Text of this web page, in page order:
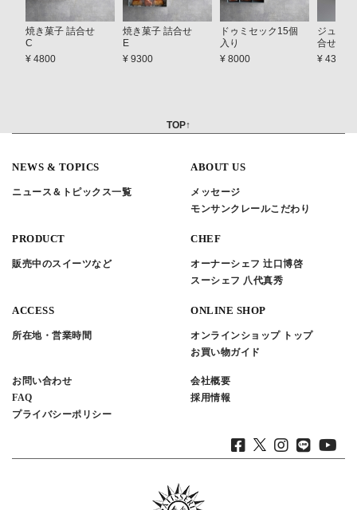
焼き菓子 詰合せ
C
¥ 4800
焼き菓子 詰合せ
E
¥ 9300
ドゥミセック15個
入り
¥ 8000
ジュレ
合せ A
¥ 4300
TOP↑
NEWS & TOPICS
ニュース＆トピックス一覧
ABOUT US
メッセージ
モンサンクレールこだわり
PRODUCT
販売中のスイーツなど
CHEF
オーナーシェフ 辻口博啓
スーシェフ 八代真秀
ACCESS
所在地・営業時間
ONLINE SHOP
オンラインショップ トップ
お買い物ガイド
お問い合わせ
FAQ
プライバシーポリシー
会社概要
採用情報